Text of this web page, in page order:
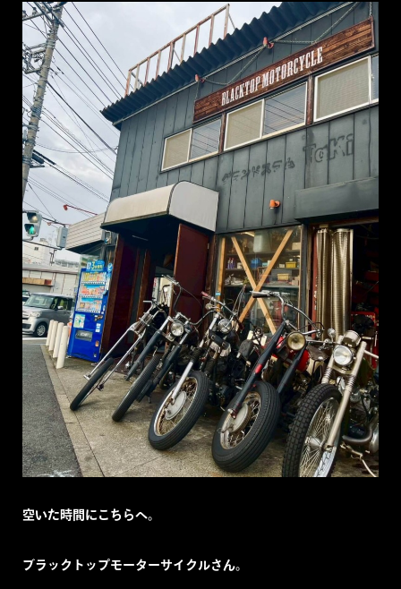
空いた時間にこちらへ。
ブラックトップモーターサイクルさん。